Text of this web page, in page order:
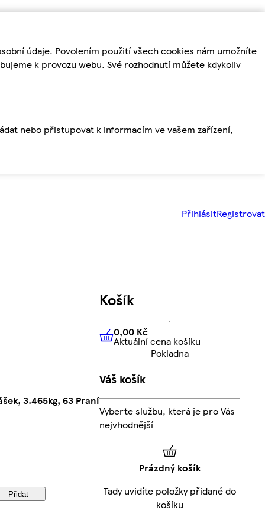
údaje. Povolením použití všech cookies nám umožníte
k provozu webu. Své rozhodnutí můžete kdykoliv
nebo přistupovat k informacím ve vašem zařízení,
PřihlásitRegistrovat
3.465kg, 63 Praní
Přidat
Košík
0,00 KčAktuální cena košíku
0,00 Kč
Aktuální cena košíku
Pokladna
Váš košík
Vyberte službu, která je pro Vás
nejvhodnější
Prázdný košík
Tady uvidíte položky přidané do
košíku